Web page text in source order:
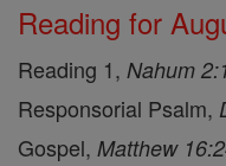
Reading for
Reading 1, Nahum
Responsorial Psalm,
Gospel, Matthew